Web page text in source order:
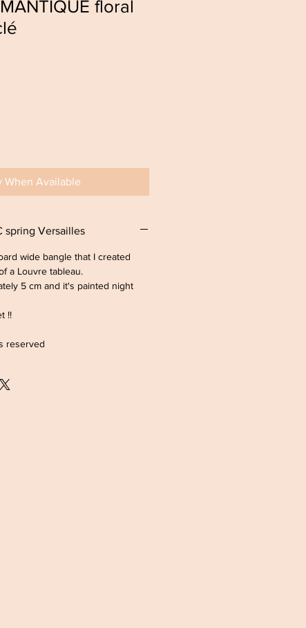
floral
When Available
spring Versailles
wide bangle that I created
a Louvre tableau.
5 cm and it's painted night
!!
reserved